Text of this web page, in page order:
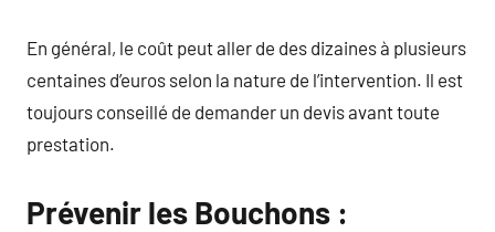
En général, le coût peut aller de des dizaines à plusieurs
centaines d’euros selon la nature de l’intervention. Il est
toujours conseillé de demander un devis avant toute
prestation.
Prévenir les Bouchons :